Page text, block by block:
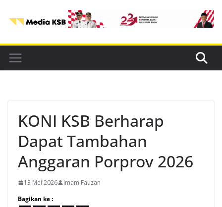
content
KONI KSB Berharap
Dapat Tambahan
Anggaran Porprov 2026
13 Mei 2026
Imam Fauzan
Bagikan ke :